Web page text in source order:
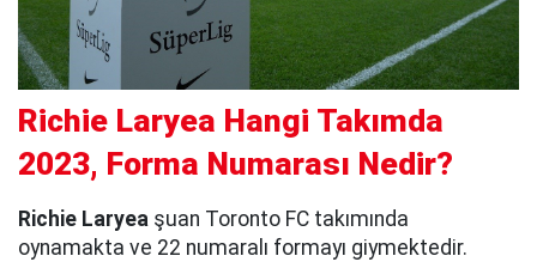
Richie Laryea Hangi Takımda
2023, Forma Numarası Nedir?
Richie Laryea şuan Toronto FC takımında
oynamakta ve 22 numaralı formayı giymektedir.